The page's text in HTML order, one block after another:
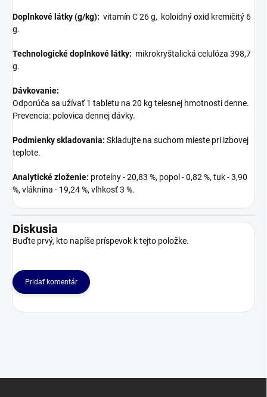
Doplnkové látky (g/kg): vitamín C 26 g, koloidný oxid kremičitý 6
g.
Technologické doplnkové látky: mikrokryštalická celulóza 398,7
g.
Dávkovanie:
Odporúča sa užívať 1 tabletu na 20 kg telesnej hmotnosti denne.
Prevencia: polovica dennej dávky.
Podmienky skladovania: Skladujte na suchom mieste pri izbovej
teplote.
Analytické zloženie: proteíny - 20,83 %, popol - 0,82 %, tuk - 3,90
%, vláknina - 19,24 %, vlhkosť 3 %.
Diskusia
Buďte prvý, kto napíše príspevok k tejto položke.
Pridať komentár